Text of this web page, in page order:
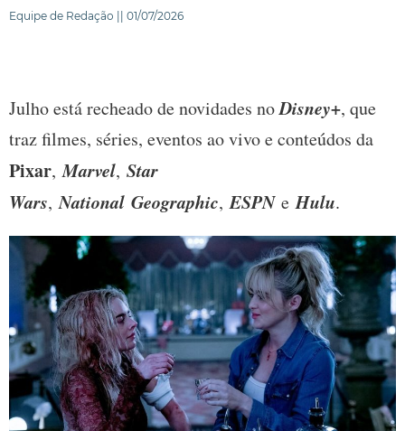
Equipe de Redação || 01/07/2026
Julho está recheado de novidades noDisney+, que
traz filmes, séries, eventos ao vivo e conteúdos da
Pixar,Marvel, Star
Wars,National Geographic,ESPNeHulu.